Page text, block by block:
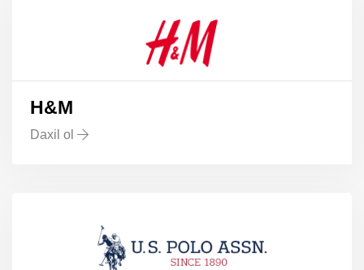
H&M
Daxil ol